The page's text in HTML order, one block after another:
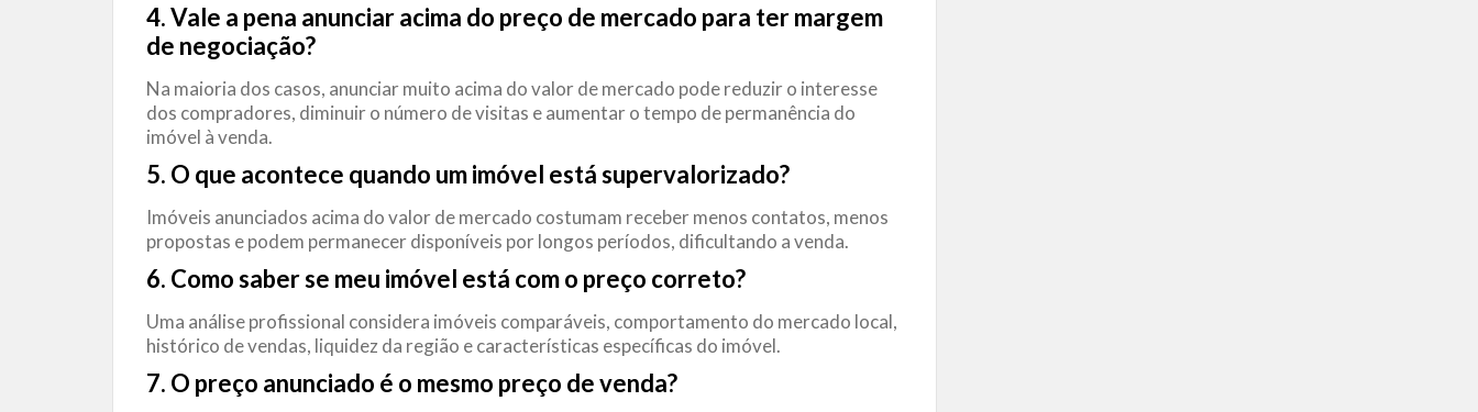
4. Vale a pena anunciar acima do preço de mercado para ter margem
de negociação?
Na maioria dos casos, anunciar muito acima do valor de mercado pode reduzir o interesse
dos compradores, diminuir o número de visitas e aumentar o tempo de permanência do
imóvel à venda.
5. O que acontece quando umimóvel está supervalorizado?
Imóveis anunciados acima do valor de mercado costumam receber menos contatos, menos
propostas e podem permanecer disponíveis por longos períodos, dificultando a venda.
6. Como saber se meu imóvel está com o preço correto?
Uma análise profissional considera imóveis comparáveis, comportamento do mercado local,
histórico de vendas, liquidez da região e características específicas do imóvel.
7. O preço anunciado é o mesmo preço de venda?